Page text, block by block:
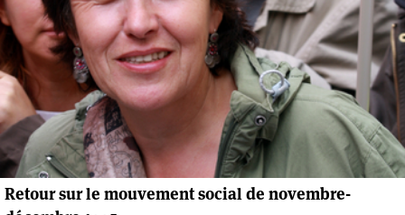
Retour sur le mouvement social de novembre-